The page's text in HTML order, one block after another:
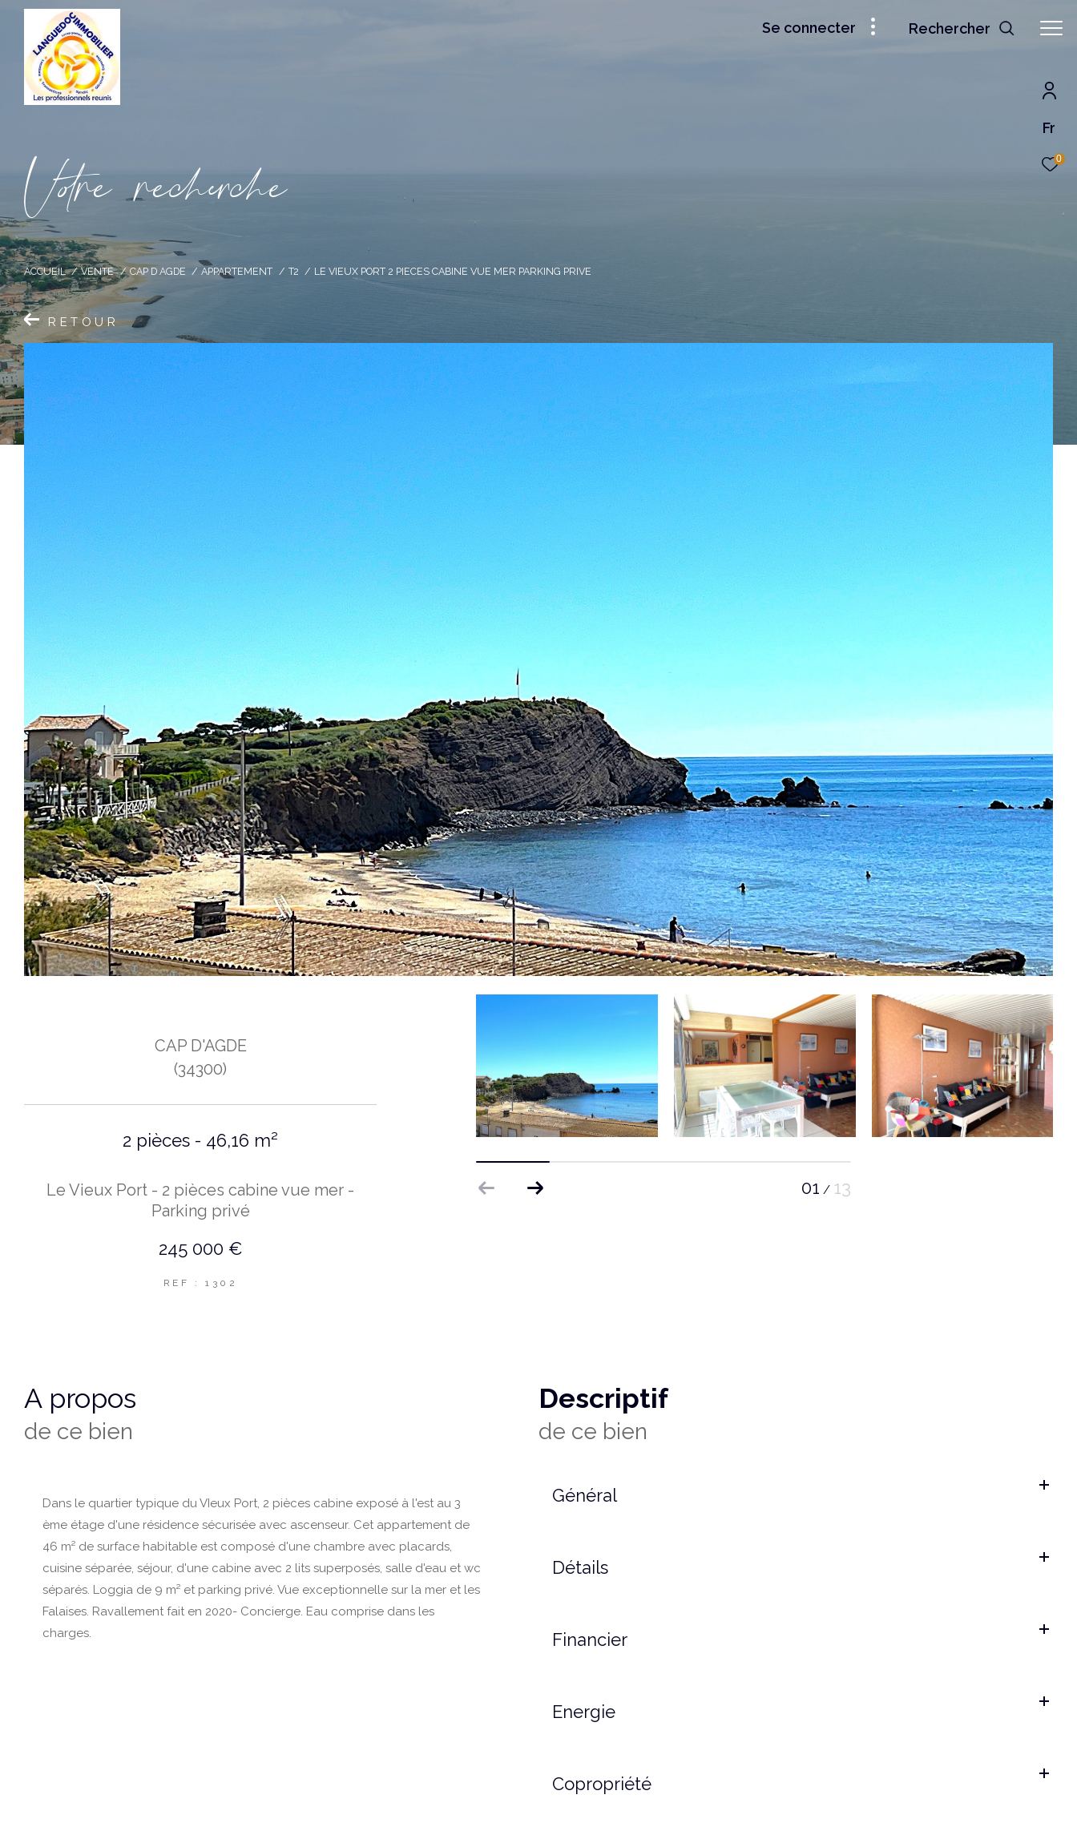
Fr
0
Se connecter Rechercher
Vore recece
ACCUEIL VENTE CAP D AGDE APPARTEMENT T2 LE VIEUX PORT 2 PIECES CABINE VUE MER PARKING PRIVE
RETOUR
01 / 13
CAP D'AGDE
(34300)
2 pièces - 46,16 m²
Le Vieux Port - 2 pièces cabine vue mer -
Parking privé
245 000 €
REF : 1302
a propos
de ce bien
Dans le quartier typique du VIeux Port, 2 pièces cabine exposé à l'est au 3
ème étage d'une résidence sécurisée avec ascenseur. Cet appartement de
46 m² de surface habitable est composé d'une chambre avec placards,
cuisine séparée, séjour, d'une cabine avec 2 lits superposés, salle d'eau et wc
séparés. Loggia de 9 m² et parking privé. Vue exceptionnelle sur la mer et les
Falaises. Ravallement fait en 2020- Concierge. Eau comprise dans les
charges.
descriptif
de ce bien
Général
Détails
Financier
Energie
Copropriété